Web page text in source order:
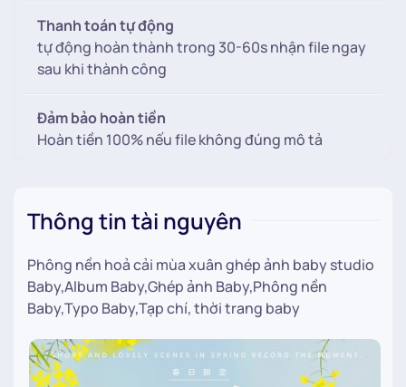
Thanh toán tự động
tự động hoàn thành trong 30-60s nhận file ngay
sau khi thành công
Đảm bảo hoàn tiền
Hoàn tiền 100% nếu file không đúng mô tả
Thông tin tài nguyên
Phông nền hoả cải mùa xuân ghép ảnh baby studio
Baby,Album Baby,Ghép ảnh Baby,Phông nền
Baby,Typo Baby,Tạp chí, thời trang baby